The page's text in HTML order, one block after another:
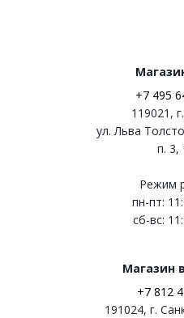
+7 495
119021 ,
ул. Льва
п. 3,
Режим
пн-пт:
сб-вс:
Магазин
+7 812
191024, г.